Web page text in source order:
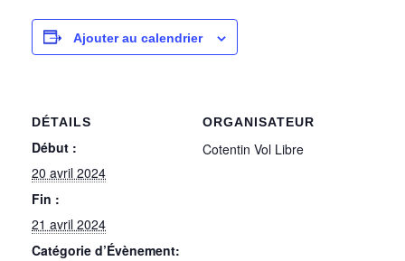
Ajouter au calendrier
DÉTAILS
Début :
20 avril 2024
Fin :
21 avril 2024
Catégorie d’Évènement:
ORGANISATEUR
Cotentin Vol Libre